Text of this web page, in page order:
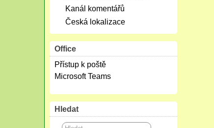
Kanál komentářů
Česká lokalizace
Office
Přístup k poště
Microsoft Teams
Hledat